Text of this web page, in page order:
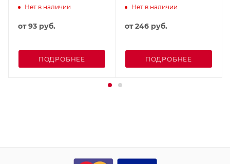
Нет в наличии
от93 руб.
ПОДРОБНЕЕ
Нет в наличии
от246 руб.
ПОДРОБНЕЕ